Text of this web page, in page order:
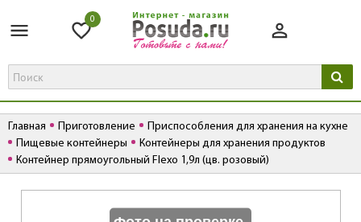
0
Главная Приготовление
Приспособления для хранения на кухне
Пищевые контейнеры
Контейнеры для хранения продуктов
Контейнер прямоугольный Flexo 1,9л (цв. розовый)